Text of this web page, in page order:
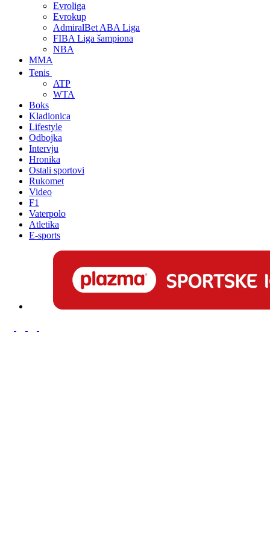
Evroliga
Evrokup
AdmiralBet ABA Liga
FIBA Liga šampiona
NBA
MMA
Tenis
ATP
WTA
Boks
Kladionica
Lifestyle
Odbojka
Intervju
Hronika
Ostali sportovi
Rukomet
Video
F1
Vaterpolo
Atletika
E-sports